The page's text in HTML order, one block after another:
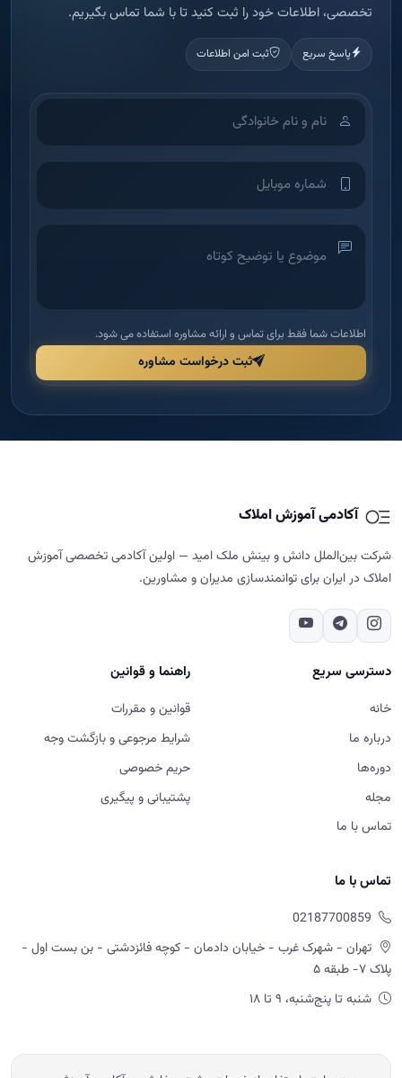
تخصصی، اطلاعات خود را ثبت کنید تا با شما تماس بگیریم.
پاسخ سریع ثبت امن اطلاعات
اطلاعات شما فقط برای تماس و ارائه مشاوره استفاده می شود.
ثبت درخواست مشاوره
آکادمی آموزش املاک
شرکت بین‌الملل دانش و بینش ملک امید — اولین آکادمی تخصصی آموزش
املاک در ایران برای توانمندسازی مدیران و مشاورین.
دسترسی سریع
خانه
درباره ما
دوره‌ها
مجله
تماس با ما
راهنما و قوانین
قوانین و مقررات
شرایط مرجوعی و بازگشت وجه
حریم خصوصی
پشتیبانی و پیگیری
تماس با ما
02187700859
تهران - شهرک غرب - خیابان دادمان - کوچه فائزدشتی - بن بست اول -
پلاک ۷- طبقه ۵
شنبه تا پنج‌شنبه، ۹ تا ۱۸